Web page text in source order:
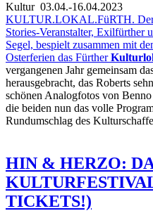
Kultur03.04.-16.04.2023
KULTUR.LOKAL.FüRTH. Der
Stories-Veranstalter, Exilfürther
Segel, bespielt zusammen mit
Osterferien das Fürther
vergangenen Jahr gemeinsam
herausgebracht, das Roberts
schönen Analogfotos von
die beiden nun das volle
Rundumschlag des
HIN & HERZO:
TICKETS!)